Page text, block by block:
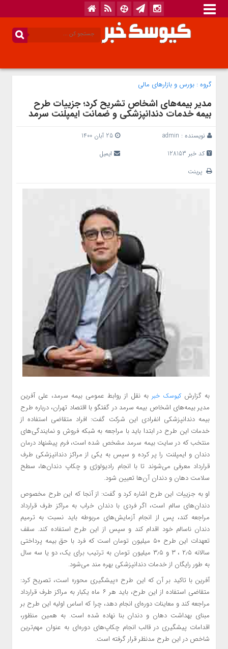
گروه : بورس و بازار‌های مالی
مدیر بیمه‌های اشخاص تشریح کرد؛ جزییات طرح
بیمه خدمات دندانپزشکی و ضمانت ایمپلنت سرمد
نویسنده : admin
25 آبان 1400
کد خبر 128153
ایمیل
پرینت
به گزارش کیوسک خبربه نقل از روابط عمومی بیمه سرمد، علی آفرین
مدیر بیمه‌های اشخاص بیمه سرمد در گفتگو با اقتصاد تهران، درباره طرح
بیمه دندانپزشکی انفرادی این شرکت گفت: افراد متقاضی استفاده از
خدمات این طرح در ابتدا باید با مراجعه به شبکه فروش و نمایندگی‌های
منتخب که در سایت بیمه سرمد مشخص شده است، فرم پیشنهاد درمان
دندان و ایمپلنت را پر کرده و سپس به یکی از مراکز دندانپزشکی طرف
قرارداد معرفی می‌شوند تا با انجام رادیولوژی و چکاپ دندان‌ها، سطح
سلامت دهان و دندان آن‌ها تعیین شود.
او به جزییات این طرح اشاره کرد و گفت: از آنجا که این طرح مخصوص
دندان‌های سالم است، اگر فردی با دندان خراب به مراکز طرف قرارداد
مراجعه کند، پس از انجام آزمایش‌های مربوطه باید نسبت به ترمیم
دندان ناسالم خود اقدام کند و سپس از این طرح استفاده کند. سقف
تعهدات این طرح ۵۰ میلیون تومان است که فرد با حق بیمه پرداختی
سالانه ۲٫۵ ، ۳ و ۳٫۵ میلیون تومان به ترتیب برای یک، دو یا سه سال
به طور رایگان از خدمات دندانپزشکی بهره مند می‌شود.
آفرین با تاکید بر آن که این طرح «پیشگیری محور» است، تصریح کرد:
متقاضی استفاده از این طرح، باید هر ۶ ماه یکبار به مراکز طرف قرارداد
مراجعه کند و معاینات دوره‌ای انجام دهد، چرا که اساس اولیه این طرح بر
مبنای بهداشت دهان و دندان بنا نهاده شده است. به همین منظور،
اقدامات پیشگیری در قالب انجام چکاپ‌های دوره‌ای به عنوان مهم‌ترین
شاخص در این طرح مدنظر قرار گرفته است.